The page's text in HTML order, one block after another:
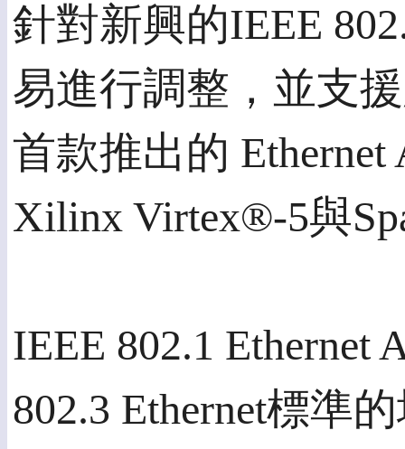
針對新興的IEEE
易進行調整，並支
首款推出的
Xilinx Virtex®-5與
IEEE 802.1
802.3 Ethernet標準